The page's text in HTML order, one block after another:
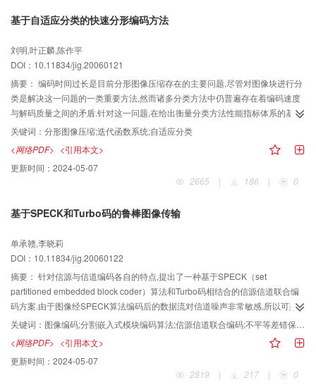
光谱图像具有更好的压缩性能.
基于自适应分类的快速分形编码方法
刘明,叶正麟,陈作平
DOI：10.11834/jig.20060121
摘要： 编码时间过长是目前分形图像压缩存在的主要问题,尽管对图像块进行分
类是解决这一问题的一类重要方法,然而诸多分类方法中仍普遍存在着编码速度
与解码质量之间的矛盾.针对这一问题,在给出衡量分类方法性能指标体系的基础
上,首先提出了一种自适应分类方法,从而较好地解决了这一矛盾,然后将该方法运
用于质心分类上,并结合满意匹配得到了一种快速的分形编码方法.实验表明,与原
来的均匀分类方法相比,在取得相同压缩比的前提下,该方法可进一步提高分形编
码的速度和改善解码图像质量.
关键词： 分形图像压缩;迭代函数系统;自适应分类
<网络PDF> <引用本文>
更新时间： 2024-05-07
2665
| 186 | 0
基于SPECK和Turbo码的鲁棒图像传输
单承赣,李晓莉
DOI：10.11834/jig.20060122
摘要： 针对信源与信道编码各自的特点,提出了一种基于SPECK（set
partitioned embedded block coder）算法和Turbo码相结合的信源信道联合编
码方案.由于图像经SPECK算法编码后的数据流对信道噪声非常敏感,所以可采
用此方案来提高图像对信道错误的鲁棒性.该方案通过SPECK算法来产生具有不
同容错性的子流,信道编码采用删余Turbo码,用不同码率的信道编码来对这些子
流进行非平等保护,以改善数据流抗信道差错的整体性能.这种方案充分利用了信
源编码后的数据流的特性,从而使误码率与码长达到了一个较好的平衡.实验结果
表明,该方案不仅能够在较高的压缩比下,使解码图像具有较高的峰值信噪比,并且
关键词： 图像编码;分割嵌入式模块编码算法;信源信道联合编码;不平等差错保护;Turbo码
<网络PDF> <引用本文>
更新时间： 2024-05-07
2819
| 217 | 0